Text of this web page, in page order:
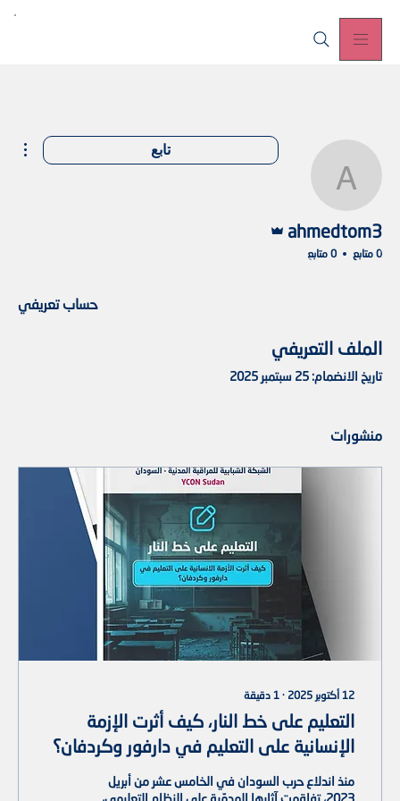
ahmedtom3
تابع
ahmedtom3
0 متابع 0 متابع
حساب تعريفي
الملف التعريفي
تاريخ الانضمام: 25 سبتمبر 2025
منشورات
12 أكتوبر 2025 ∙
1 دقيقة
التعليم على خط النار، كيف أثرت الإزمة
الإنسانية على التعليم في دارفور وكردفان؟
منذ اندلاع حرب السودان في الخامس عشر من أبريل
2023، تفاقمت آثارها المدمّرة على النظام التعليمي،